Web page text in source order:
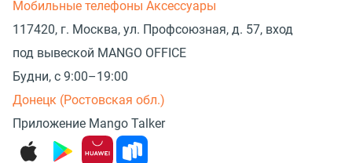
Мобильные телефоны Аксессуары
117420, г. Москва, ул. Профсоюзная, д. 57, вход
под вывеской MANGO OFFICE
Будни, с 9:00–19:00
Донецк (Ростовская обл.)
Приложение Mango Talker